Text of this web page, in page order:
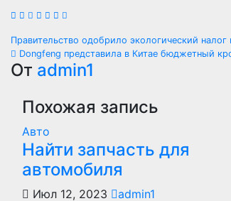
Навигация
по
записям
Правительство одобрило экологический налог
Dongfeng представила в Китае бюджетный
От admin1
Похожая запись
Авто
Найти запчасть для
автомобиля
Июл 12, 2023 admin1